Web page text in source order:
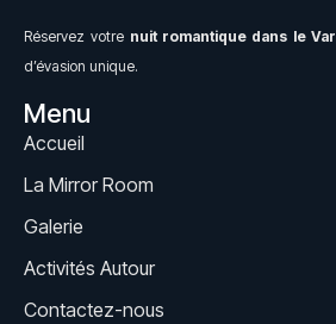
Réservez votre nuit romantique dans le Var
d’évasion unique.
Menu
Accueil
La Mirror Room
Galerie
Activités Autour
Contactez-nous